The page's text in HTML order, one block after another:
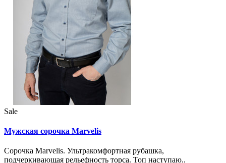
Sale
Мужская сорочка Marvelis
Сорочка Marvelis. Ультракомфортная рубашка,
подчеркивающая рельефность торса. Топ наступаю..